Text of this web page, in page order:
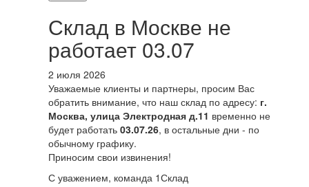
Склад в Москве не
работает 03.07
2 июля 2026
Уважаемые клиенты и партнеры, просим Вас
обратить внимание, что наш склад по адресу: г.
Москва, улица Электродная д.11 временно не
будет работать 03.07.26, в остальные дни - по
обычному графику.
Приносим свои извинения!
С уважением, команда 1Склад